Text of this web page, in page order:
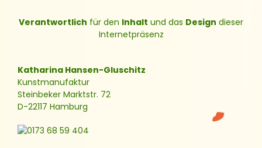
Verantwortlich für den Inhalt und das Design dieser
Internetpräsenz
Katharina Hansen-Gluschitz
Kunstmanufaktur
Steinbeker Marktstr. 72
D-22117 Hamburg